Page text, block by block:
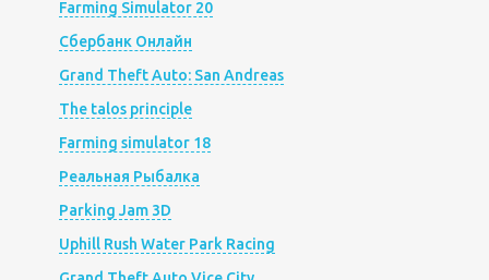
Farming Simulator 20
Сбербанк Онлайн
Grand Theft Auto: San Andreas
The talos principle
Farming simulator 18
Реальная Рыбалка
Parking Jam 3D
Uphill Rush Water Park Racing